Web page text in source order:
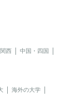
関西
中国・四国
海外の大学